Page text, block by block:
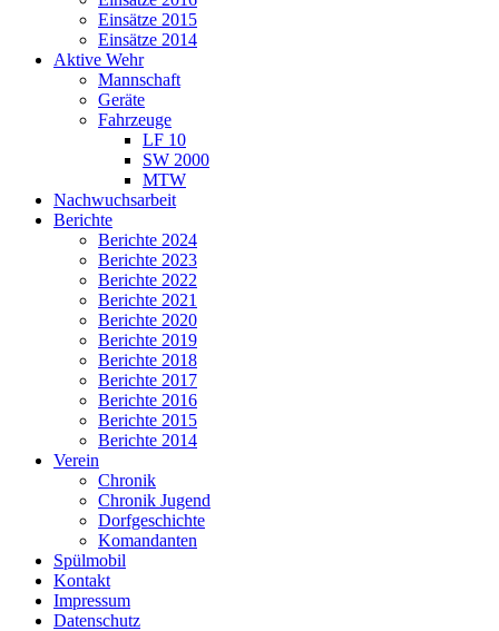
Einsätze 2015
Einsätze 2014
Aktive Wehr
Mannschaft
Geräte
Fahrzeuge
LF 10
SW 2000
MTW
Nachwuchsarbeit
Berichte
Berichte 2024
Berichte 2023
Berichte 2022
Berichte 2021
Berichte 2020
Berichte 2019
Berichte 2018
Berichte 2017
Berichte 2016
Berichte 2015
Berichte 2014
Verein
Chronik
Chronik Jugend
Dorfgeschichte
Komandanten
Spülmobil
Kontakt
Impressum
Datenschutz